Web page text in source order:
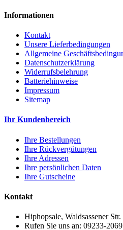
Informationen
Kontakt
Unsere Lieferbedingungen
Allgemeine
Datenschutzerklärung
Widerrufsbelehrung
Batteriehinweise
Impressum
Sitemap
Ihr Kundenbereich
Ihre Bestellungen
Ihre Rückvergütungen
Ihre Adressen
Ihre persönlichen Daten
Ihre Gutscheine
Kontakt
Hiphopsale, Waldsassener
Rufen Sie uns an: 09233-